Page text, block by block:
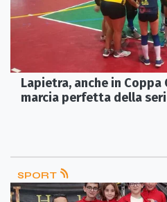
Lapietra, anche in
marcia perfetta della
SPORT